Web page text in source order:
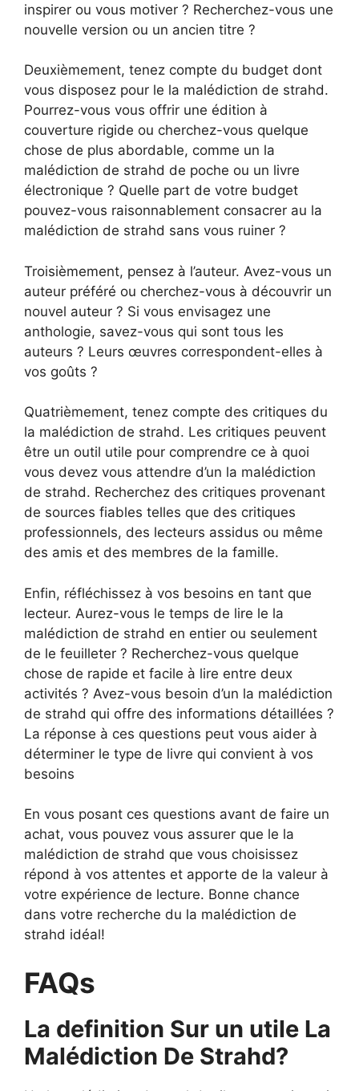
inspirer ou vous motiver ? Recherchez-vous une
nouvelle version ou un ancien titre ?
Deuxièmement, tenez compte du budget dont
vous disposez pour le la malédiction de strahd.
Pourrez-vous vous offrir une édition à
couverture rigide ou cherchez-vous quelque
chose de plus abordable, comme un la
malédiction de strahd de poche ou un livre
électronique ? Quelle part de votre budget
pouvez-vous raisonnablement consacrer au la
malédiction de strahd sans vous ruiner ?
Troisièmement, pensez à l’auteur. Avez-vous un
auteur préféré ou cherchez-vous à découvrir un
nouvel auteur ? Si vous envisagez une
anthologie, savez-vous qui sont tous les
auteurs ? Leurs œuvres correspondent-elles à
vos goûts ?
Quatrièmement, tenez compte des critiques du
la malédiction de strahd. Les critiques peuvent
être un outil utile pour comprendre ce à quoi
vous devez vous attendre d’un la malédiction
de strahd. Recherchez des critiques provenant
de sources fiables telles que des critiques
professionnels, des lecteurs assidus ou même
des amis et des membres de la famille.
Enfin, réfléchissez à vos besoins en tant que
lecteur. Aurez-vous le temps de lire le la
malédiction de strahd en entier ou seulement
de le feuilleter ? Recherchez-vous quelque
chose de rapide et facile à lire entre deux
activités ? Avez-vous besoin d’un la malédiction
de strahd qui offre des informations détaillées ?
La réponse à ces questions peut vous aider à
déterminer le type de livre qui convient à vos
besoins
En vous posant ces questions avant de faire un
achat, vous pouvez vous assurer que le la
malédiction de strahd que vous choisissez
répond à vos attentes et apporte de la valeur à
votre expérience de lecture. Bonne chance
dans votre recherche du la malédiction de
strahd idéal!
FAQs
La definition Sur un utile La
Malédiction De Strahd?